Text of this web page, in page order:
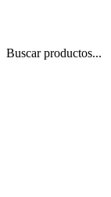
Buscar productos...